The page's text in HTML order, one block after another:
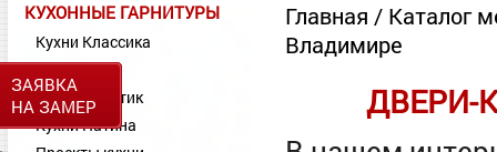
ЗАЯВКА
НА ЗАМЕР
КУХОННЫЕ ГАРНИТУРЫ
Кухни Классика
Кухни МДФ
Кухни Пластик
Кухни Патина
Главная / Каталог
Владимире
ДВЕРИ-